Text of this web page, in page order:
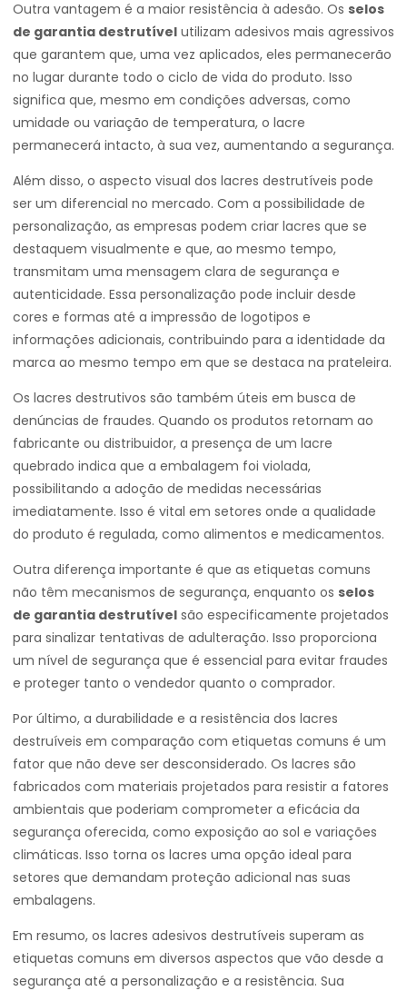
Outra vantagem é a maior resistência à adesão. Os selos
de garantia destrutível utilizam adesivos mais agressivos
que garantem que, uma vez aplicados, eles permanecerão
no lugar durante todo o ciclo de vida do produto. Isso
significa que, mesmo em condições adversas, como
umidade ou variação de temperatura, o lacre
permanecerá intacto, à sua vez, aumentando a segurança.
Além disso, o aspecto visual dos lacres destrutíveis pode
ser um diferencial no mercado. Com a possibilidade de
personalização, as empresas podem criar lacres que se
destaquem visualmente e que, ao mesmo tempo,
transmitam uma mensagem clara de segurança e
autenticidade. Essa personalização pode incluir desde
cores e formas até a impressão de logotipos e
informações adicionais, contribuindo para a identidade da
marca ao mesmo tempo em que se destaca na prateleira.
Os lacres destrutivos são também úteis em busca de
denúncias de fraudes. Quando os produtos retornam ao
fabricante ou distribuidor, a presença de um lacre
quebrado indica que a embalagem foi violada,
possibilitando a adoção de medidas necessárias
imediatamente. Isso é vital em setores onde a qualidade
do produto é regulada, como alimentos e medicamentos.
Outra diferença importante é que as etiquetas comuns
não têm mecanismos de segurança, enquanto os selos
de garantia destrutível são especificamente projetados
para sinalizar tentativas de adulteração. Isso proporciona
um nível de segurança que é essencial para evitar fraudes
e proteger tanto o vendedor quanto o comprador.
Por último, a durabilidade e a resistência dos lacres
destruíveis em comparação com etiquetas comuns é um
fator que não deve ser desconsiderado. Os lacres são
fabricados com materiais projetados para resistir a fatores
ambientais que poderiam comprometer a eficácia da
segurança oferecida, como exposição ao sol e variações
climáticas. Isso torna os lacres uma opção ideal para
setores que demandam proteção adicional nas suas
embalagens.
Em resumo, os lacres adesivos destrutíveis superam as
etiquetas comuns em diversos aspectos que vão desde a
segurança até a personalização e a resistência. Sua